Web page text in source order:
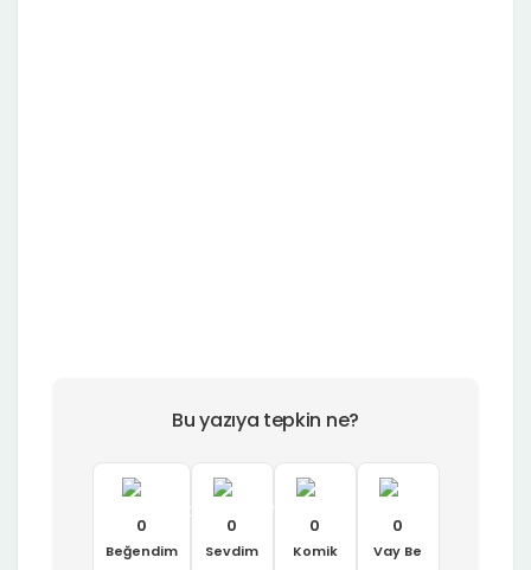
Bu yazıya tepkin ne?
0
Beğendim
0
Sevdim
0
Komik
0
Vay Be